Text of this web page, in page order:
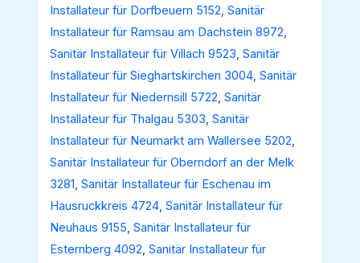
Installateur für Dorfbeuern 5152,Sanitär
Installateur für Ramsau am Dachstein 8972,
Sanitär Installateur für Villach 9523,Sanitär
Installateur für Sieghartskirchen 3004,Sanitär
Installateur für Niedernsill 5722,Sanitär
Installateur für Thalgau 5303,Sanitär
Installateur für Neumarkt am Wallersee 5202,
Sanitär Installateur für Oberndorf an der Melk
3281,Sanitär Installateur für Eschenau im
Hausruckkreis 4724,Sanitär Installateur für
Neuhaus 9155,Sanitär Installateur für
Esternberg 4092,Sanitär Installateur für